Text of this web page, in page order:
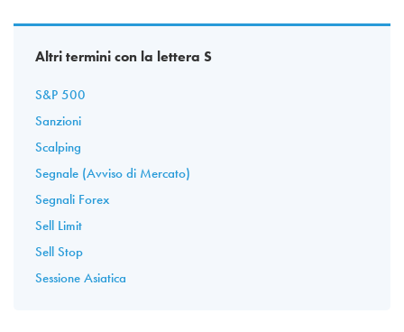
Altri termini con la lettera S
S&P 500
Sanzioni
Scalping
Segnale (Avviso di Mercato)
Segnali Forex
Sell Limit
Sell Stop
Sessione Asiatica